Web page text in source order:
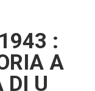
:
A
DI U